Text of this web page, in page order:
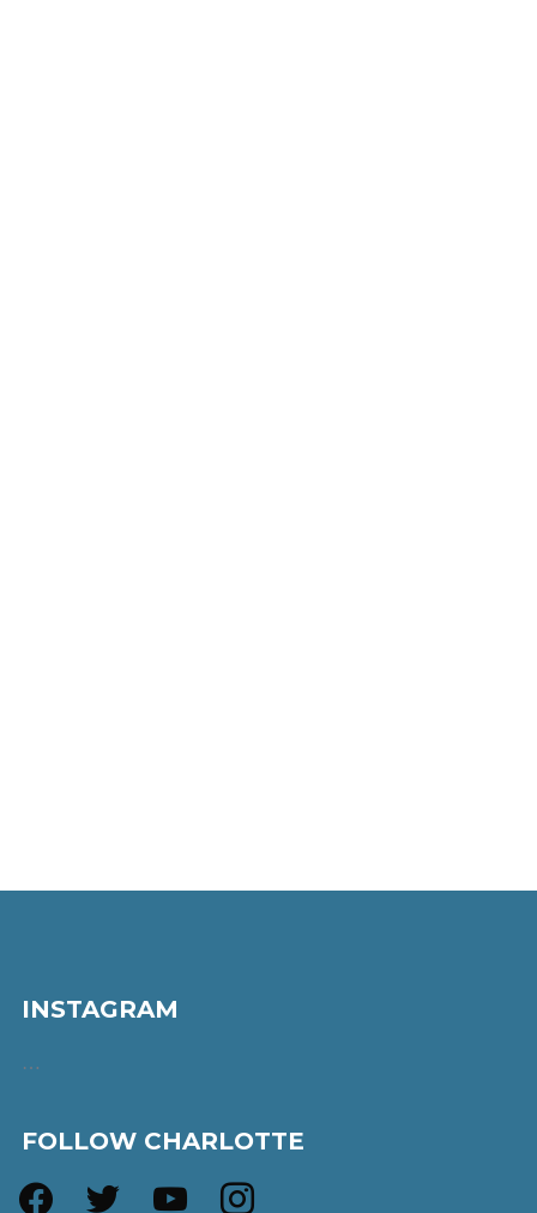
INSTAGRAM
…
FOLLOW CHARLOTTE
facebook twitter youtube instagram